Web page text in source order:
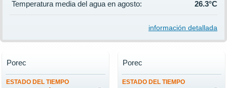
Temperatura media del agua en agosto:
26.3°C
información detallada
ESTADO DEL TIEMPO
Porec
ESTADO DEL TIEMPO
Porec